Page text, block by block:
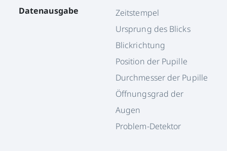
Datenausgabe
Zeitstempel
Ursprung des Blicks
Blickrichtung
Position der Pupille
Durchmesser der Pupille
Öffnungsgrad der
Augen
Problem-Detektor